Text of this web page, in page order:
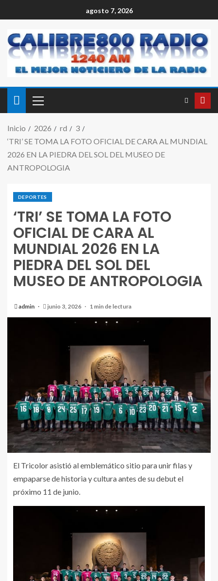
agosto 7, 2026
Inicio 2026 rd
3
‘TRI’ SE TOMA LA FOTO OFICIAL DE CARA AL MUNDIAL
2026 EN LA PIEDRA DEL SOL DEL MUSEO DE
ANTROPOLOGIA
DEPORTES
‘TRI’ SE TOMA LA FOTO
OFICIAL DE CARA AL
MUNDIAL 2026 EN LA
PIEDRA DEL SOL DEL
MUSEO DE ANTROPOLOGIA
admin junio 3, 2026 1 min de lectura
El Tricolor asistió al emblemático sitio para unir filas y
empaparse de historia y cultura antes de su debut el
próximo 11 de junio.